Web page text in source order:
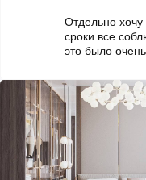
Отдельно хочу
сроки все
это было